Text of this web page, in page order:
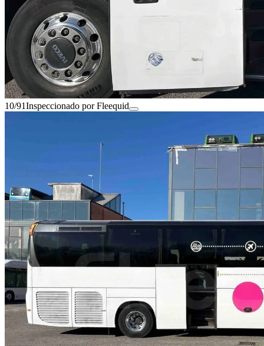
10/91Inspeccionado por Fleequid